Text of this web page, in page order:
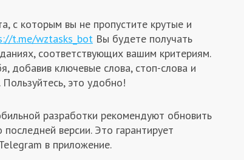
с которым вы не пропустите крутые и
t.me/wztasks_bot Вы будете получать
соответствующих вашим критериям.
добавив ключевые слова, стоп-слова и
это удобно!
разработки рекомендуют обновить
версии. Это гарантирует
в приложение.